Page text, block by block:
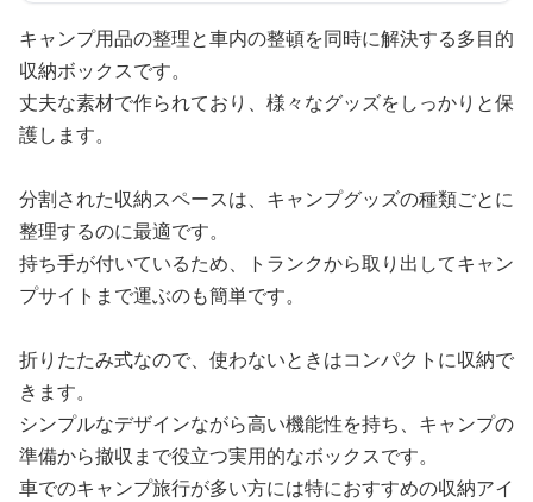
キャンプ用品の整理と車内の整頓を同時に解決する多目的
収納ボックスです。
丈夫な素材で作られており、様々なグッズをしっかりと保
護します。
分割された収納スペースは、キャンプグッズの種類ごとに
整理するのに最適です。
持ち手が付いているため、トランクから取り出してキャン
プサイトまで運ぶのも簡単です。
折りたたみ式なので、使わないときはコンパクトに収納で
きます。
シンプルなデザインながら高い機能性を持ち、キャンプの
準備から撤収まで役立つ実用的なボックスです。
車でのキャンプ旅行が多い方には特におすすめの収納アイ